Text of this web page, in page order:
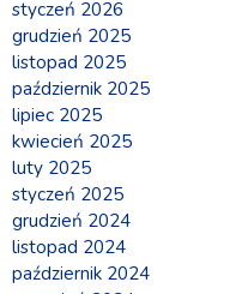
styczeń 2026
grudzień 2025
listopad 2025
październik 2025
lipiec 2025
kwiecień 2025
luty 2025
styczeń 2025
grudzień 2024
listopad 2024
październik 2024